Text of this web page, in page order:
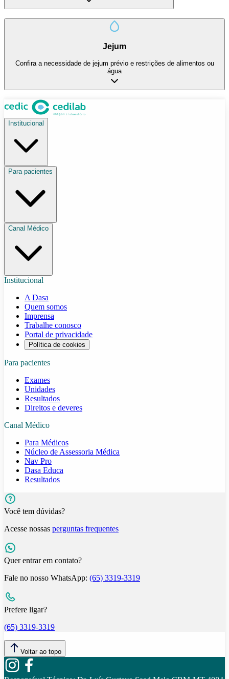
Jejum
Confira a necessidade de jejum prévio e restrições de alimentos ou
água
Institucional
Para pacientes
Canal Médico
Institucional
A Dasa
Quem somos
Imprensa
Trabalhe conosco
Portal de privacidade
Política de cookies
Para pacientes
Exames
Unidades
Resultados
Direitos e deveres
Canal Médico
Para Médicos
Núcleo de Assessoria Médica
Nav Pro
Dasa Educa
Resultados
Você tem dúvidas?
Acesse nossas perguntas frequentes
Quer entrar em contato?
Fale no nosso WhatsApp: (65) 3319-3319
Prefere ligar?
(65) 3319-3319
Voltar ao topo